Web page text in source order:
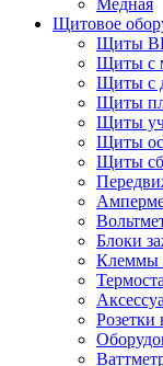
Медная
Щитовое
Щиты
Щиты с
Щиты с
Щиты
Щиты
Щиты
Щиты
Блоки
Клеммы
Розетки